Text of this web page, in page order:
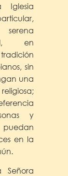
Iglesia
en
sin
una
y
en la
Señora